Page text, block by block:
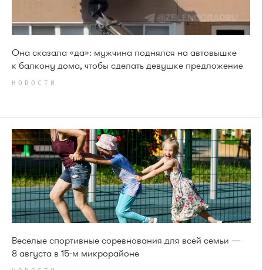
Она сказала «да»: мужчина поднялся на автовышке
к балкону дома, чтобы сделать девушке предложение
НОВОСТИ
Веселые спортивные соревнования для всей семьи —
8 августа в 15-м микрорайоне